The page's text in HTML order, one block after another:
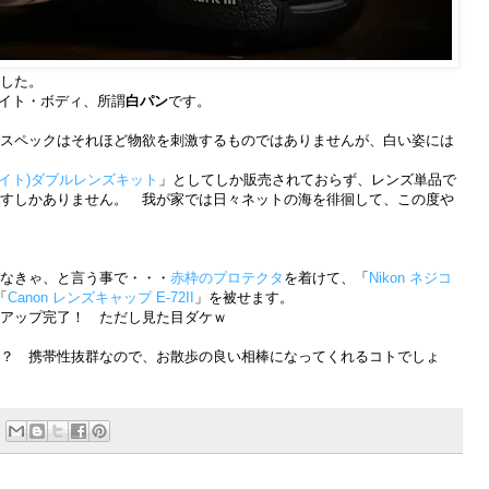
た。
ト・ボディ、所謂白パンです。
ペックはそれほど物欲を刺激するものではありませんが、白い姿には
ト)ダブルレンズキット 」としてしか販売されておらず、レンズ単品で
しかありません。 我が家では日々ネットの海を徘徊して、この度や
きゃ、と言う事で・・・ 赤枠のプロテクタ を着けて、「 Nikon ネジコ
Canon レンズキャップ E-72II
」を被せます。
ップ完了！ ただし見た目ダケｗ
携帯性抜群なので、お散歩の良い相棒になってくれるコトでしょ